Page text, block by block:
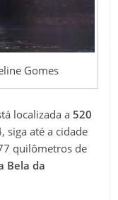
Gomes
localizada a520
siga até a cidade
quilômetros de
Bela da